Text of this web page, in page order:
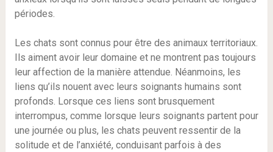
périodes.
Les chats sont connus pour être des animaux territoriaux.
Ils aiment avoir leur domaine et ne montrent pas toujours
leur affection de la manière attendue. Néanmoins, les
liens qu’ils nouent avec leurs soignants humains sont
profonds. Lorsque ces liens sont brusquement
interrompus, comme lorsque leurs soignants partent pour
une journée ou plus, les chats peuvent ressentir de la
solitude et de l’anxiété, conduisant parfois à des